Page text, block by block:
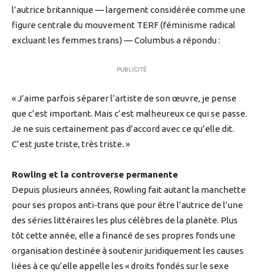
l’autrice britannique — largement considérée comme une
figure centrale du mouvement TERF (féminisme radical
excluant les femmes trans) — Columbus a répondu :
PUBLICITÉ
« J’aime parfois séparer l’artiste de son œuvre, je pense
que c’est important. Mais c’est malheureux ce qui se passe.
Je ne suis certainement pas d’accord avec ce qu’elle dit.
C’est juste triste, très triste. »
Rowling et la controverse permanente
Depuis plusieurs années, Rowling fait autant la manchette
pour ses propos anti-trans que pour être l’autrice de l’une
des séries littéraires les plus célèbres de la planète. Plus
tôt cette année, elle a financé de ses propres fonds une
organisation destinée à soutenir juridiquement les causes
liées à ce qu’elle appelle les « droits fondés sur le sexe